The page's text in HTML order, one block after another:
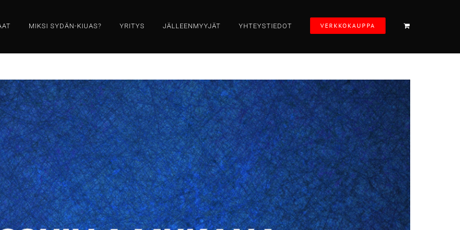
MIKSI SYDÄN-KIUAS? YRITYS JÄLLEENMYYJÄT YHTEYSTIEDOT VERKKOKAUPPA